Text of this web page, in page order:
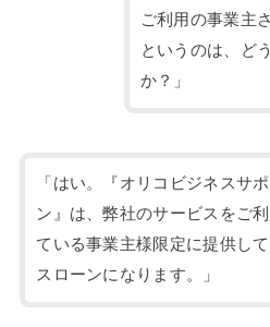
ご利用の事業主
というのは、ど
か？」
「はい。『オリコビジネスサ
ン』は、弊社のサービスをご
ている事業主様限定に提供し
スローンになります。」